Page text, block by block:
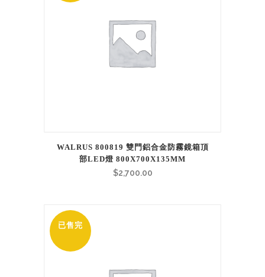
WALRUS 800819 雙門鋁合金防霧鏡箱頂
部LED燈 800X700X135MM
$2,700.00
已售完